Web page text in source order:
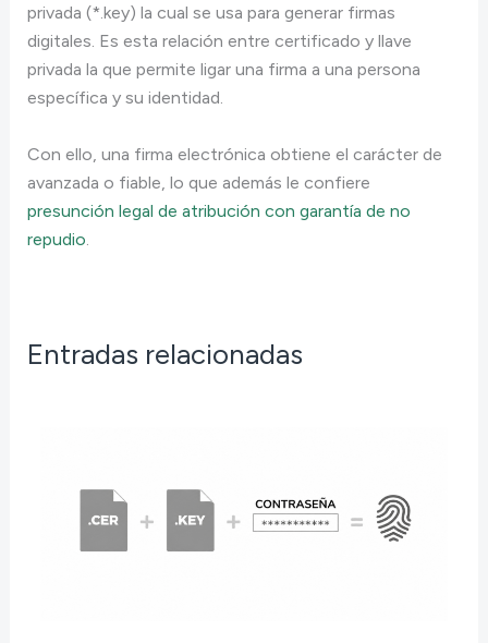
privada (*.key) la cual se usa para generar firmas
digitales. Es esta relación entre certificado y llave
privada la que permite ligar una firma a una persona
específica y su identidad.
Con ello, una firma electrónica obtiene el carácter de
avanzada o fiable, lo que además le confiere
presunción legal de atribución con garantía de no
repudio
Entradas relacionadas